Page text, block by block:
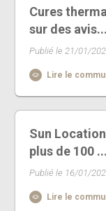
Cures
sur des avis...
Publié le 21/01/
Lire le
Sun
plus de 100 ...
Publié le 16/01/
Lire le